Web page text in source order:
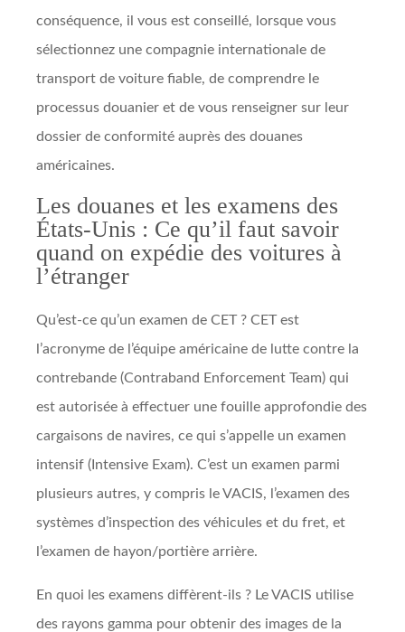
conséquence, il vous est conseillé, lorsque vous
sélectionnez une compagnie internationale de
transport de voiture fiable, de comprendre le
processus douanier et de vous renseigner sur leur
dossier de conformité auprès des douanes
américaines.
Les douanes et les examens des
États-Unis : Ce qu’il faut savoir
quand on expédie des voitures à
l’étranger
Qu’est-ce qu’un examen de CET ? CET est
l’acronyme de l’équipe américaine de lutte contre la
contrebande (Contraband Enforcement Team) qui
est autorisée à effectuer une fouille approfondie des
cargaisons de navires, ce qui s’appelle un examen
intensif (Intensive Exam). C’est un examen parmi
plusieurs autres, y compris le VACIS, l’examen des
systèmes d’inspection des véhicules et du fret, et
l’examen de hayon/portière arrière.
En quoi les examens diffèrent-ils ? Le VACIS utilise
des rayons gamma pour obtenir des images de la